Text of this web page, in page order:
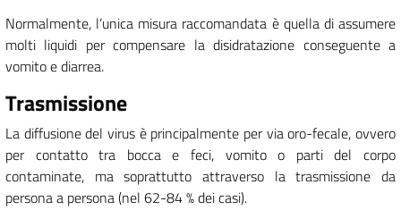
Normalmente, l’unica misura raccomandata è quella di assumere
molti liquidi per compensare la disidratazione conseguente a
vomito e diarrea.
Trasmissione
La diffusione del virus è principalmente per via oro-fecale, ovvero
per contatto tra bocca e feci, vomito o parti del corpo
contaminate, ma soprattutto attraverso la trasmissione da
persona a persona (nel 62-84 % dei casi).